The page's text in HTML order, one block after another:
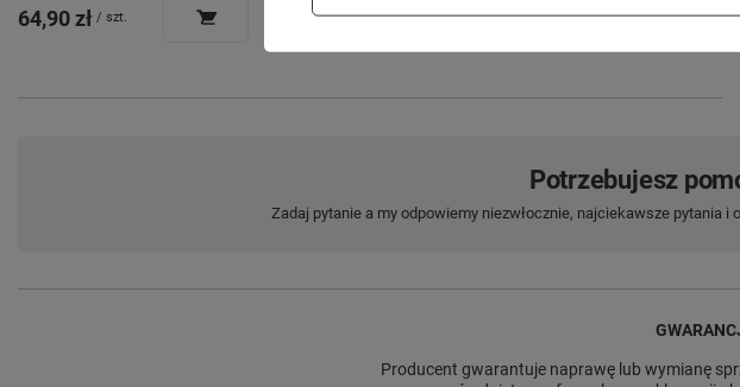
64,90 zł / szt. 49,90 zł / szt. 25,00 zł / szt.
Potrzebujesz
Zadaj pytanie a my odpowiemy niezwłocznie, najciekawsze pytania i
Producent gwarantuje naprawę lub wymianę